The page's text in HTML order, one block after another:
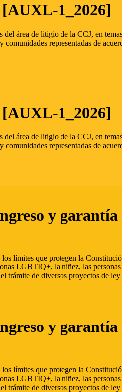
1_2026]
área de litigio de la CCJ, en
representadas de
1_2026]
área de litigio de la CCJ, en
representadas de
y
límites que protegen la
LGBTIQ+, la niñez, las
trámite de diversos proyectos de
y
límites que protegen la
LGBTIQ+, la niñez, las
trámite de diversos proyectos de